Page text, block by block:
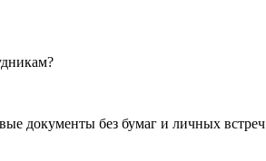
документы без бумаг и личных встреч